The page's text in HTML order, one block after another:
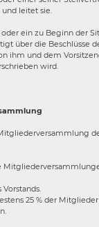
leitet sie.
ein zu Beginn der
über die Beschlüsse
ihm und dem
wird.
25 % der